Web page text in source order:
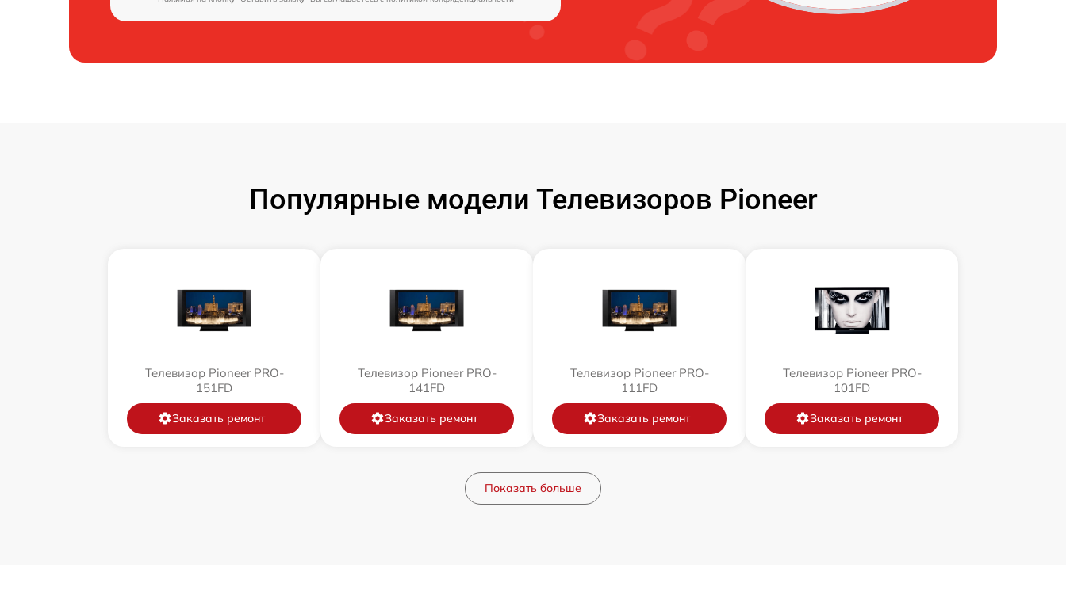
Популярные модели Телевизоров Pioneer
Телевизор Pioneer PRO-
151FD
Заказать ремонт
Телевизор Pioneer PRO-
141FD
Заказать ремонт
Телевизор Pioneer PRO-
111FD
Заказать ремонт
Телевизор Pioneer PRO-
101FD
Заказать ремонт
Показать больше